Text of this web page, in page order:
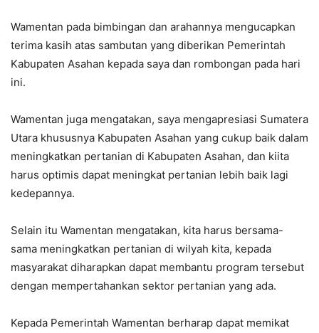
Wamentan pada bimbingan dan arahannya mengucapkan
terima kasih atas sambutan yang diberikan Pemerintah
Kabupaten Asahan kepada saya dan rombongan pada hari
ini.
Wamentan juga mengatakan, saya mengapresiasi Sumatera
Utara khususnya Kabupaten Asahan yang cukup baik dalam
meningkatkan pertanian di Kabupaten Asahan, dan kiita
harus optimis dapat meningkat pertanian lebih baik lagi
kedepannya.
Selain itu Wamentan mengatakan, kita harus bersama-
sama meningkatkan pertanian di wilyah kita, kepada
masyarakat diharapkan dapat membantu program tersebut
dengan mempertahankan sektor pertanian yang ada.
Kepada Pemerintah Wamentan berharap dapat memikat